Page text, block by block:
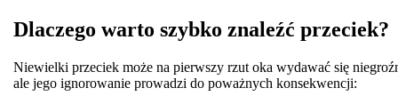
Dlaczego warto szybko znaleźć przeciek?
Niewielki przeciek może na pierwszy rzut oka wydawać się
ale jego ignorowanie prowadzi do poważnych konsekwencji: